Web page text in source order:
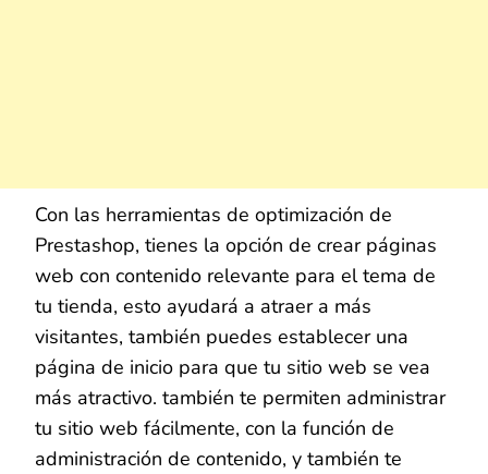
Con las herramientas de optimización de
Prestashop, tienes la opción de crear páginas
web con contenido relevante para el tema de
tu tienda, esto ayudará a atraer a más
visitantes, también puedes establecer una
página de inicio para que tu sitio web se vea
más atractivo. también te permiten administrar
tu sitio web fácilmente, con la función de
administración de contenido, y también te